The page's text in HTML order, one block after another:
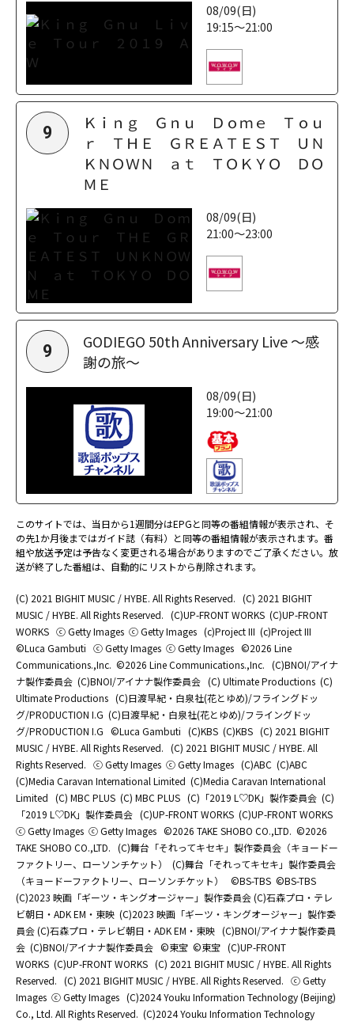
08/09(日)
19:15～21:00
9
Ｋｉｎｇ Ｇｎｕ Ｄｏｍｅ Ｔｏｕ
ｒ ＴＨＥ ＧＲＥＡＴＥＳＴ ＵＮ
ＫＮＯＷＮ ａｔ ＴＯＫＹＯ ＤＯ
ＭＥ
08/09(日)
21:00～23:00
9
GODIEGO 50th Anniversary Live ～感
謝の旅～
08/09(日)
19:00～21:00
このサイトでは、当日から1週間分はEPGと同等の番組情報が表示され、そ
の先1か月後まではガイド誌（有料）と同等の番組情報が表示されます。番
組や放送予定は予告なく変更される場合がありますのでご了承ください。放
送が終了した番組は、自動的にリストから削除されます。
(C) 2021 BIGHIT MUSIC / HYBE. All Rights Reserved. (C) 2021 BIGHIT
MUSIC / HYBE. All Rights Reserved. (C)UP-FRONT WORKS (C)UP-FRONT
WORKS ⓒ Getty Images ⓒ Getty Images (c)Project III (c)Project III
©Luca Gambuti ⓒ Getty Images ⓒ Getty Images ©2026 Line
Communications.,Inc. ©2026 Line Communications.,Inc. (C)BNOI/アイナ
ナ製作委員会 (C)BNOI/アイナナ製作委員会 (C) Ultimate Productions (C)
Ultimate Productions (C)日渡早紀・白泉社(花とゆめ)/フライングドッ
グ/PRODUCTION I.G (C)日渡早紀・白泉社(花とゆめ)/フライングドッ
グ/PRODUCTION I.G ©Luca Gambuti (C)KBS (C)KBS (C) 2021 BIGHIT
MUSIC / HYBE. All Rights Reserved. (C) 2021 BIGHIT MUSIC / HYBE. All
Rights Reserved. ⓒ Getty Images ⓒ Getty Images (C)ABC (C)ABC
(C)Media Caravan International Limited (C)Media Caravan International
Limited (C) MBC PLUS (C) MBC PLUS (C)「2019 L♡DK」製作委員会 (C)
「2019 L♡DK」製作委員会 (C)UP-FRONT WORKS (C)UP-FRONT WORKS
ⓒ Getty Images ⓒ Getty Images ©2026 TAKE SHOBO CO.,LTD. ©2026
TAKE SHOBO CO.,LTD. (C)舞台「それってキセキ」製作委員会（キョードー
ファクトリー、ローソンチケット）
(C)舞台「それってキセキ」製作委員会
（キョードーファクトリー、ローソンチケット）
©BS-TBS ©BS-TBS
(C)2023 映画「ギーツ・キングオージャー」製作委員会 (C)石森プロ・テレ
ビ朝日・ADK EM・東映 (C)2023 映画「ギーツ・キングオージャー」製作委
員会 (C)石森プロ・テレビ朝日・ADK EM・東映 (C)BNOI/アイナナ製作委員
会 (C)BNOI/アイナナ製作委員会 ©東宝 ©東宝 (C)UP-FRONT
WORKS (C)UP-FRONT WORKS (C) 2021 BIGHIT MUSIC / HYBE. All Rights
Reserved. (C) 2021 BIGHIT MUSIC / HYBE. All Rights Reserved. ⓒ Getty
Images ⓒ Getty Images (C)2024 Youku Information Technology (Beijing)
Co., Ltd. All Rights Reserved. (C)2024 Youku Information Technology